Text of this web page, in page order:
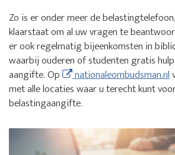
Zo is er onder meer de
klaarstaat om al uw vragen te
er ook regelmatig bijeenkomsten in
waarbij ouderen of studenten gratis
aangifte. Op
nationaleombudsman.nl
met alle locaties waar u terecht kunt
belastingaangifte.